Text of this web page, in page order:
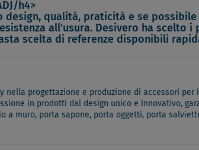
h4>
design, qualità, praticità e se
all'usura. Desivero ha scelto i
scelta di referenze disponibili
progettazione e produzione di accessori
in prodotti dal design unico e innovativo,
a muro, porta sapone, porta oggetti, porta